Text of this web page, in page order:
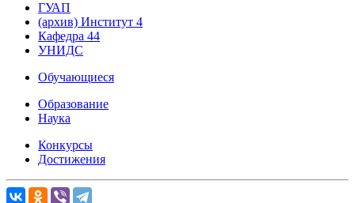
ГУАП
(архив) Институт 4
Кафедра 44
УНИДС
Обучающиеся
Образование
Наука
Конкурсы
Достижения